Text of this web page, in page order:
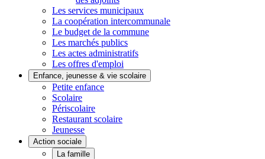
Les services municipaux
La coopération intercommunale
Le budget de la commune
Les marchés publics
Les actes administratifs
Les offres d'emploi
Enfance, jeunesse & vie scolaire
Petite enfance
Scolaire
Périscolaire
Restaurant scolaire
Jeunesse
Action sociale
La famille